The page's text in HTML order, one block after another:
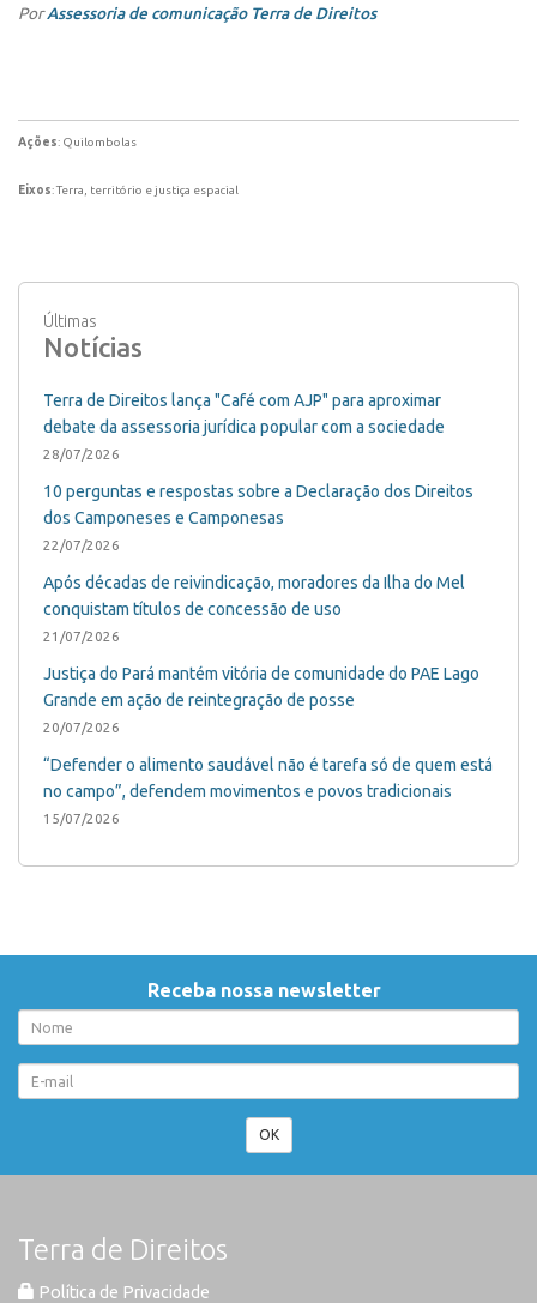
PorAssessoria de comunicação Terra de Direitos
Ações: Quilombolas
Eixos: Terra, território e justiça espacial
Últimas
Notícias
Terra de Direitos lança "Café com AJP" para aproximar
debate da assessoria jurídica popular com a sociedade
28/07/2026
10 perguntas e respostas sobre a Declaração dos Direitos
dos Camponeses e Camponesas
22/07/2026
Após décadas de reivindicação, moradores da Ilha do Mel
conquistam títulos de concessão de uso
21/07/2026
Justiça do Pará mantém vitória de comunidade do PAE Lago
Grande em ação de reintegração de posse
20/07/2026
“Defender o alimento saudável não é tarefa só de quem está
no campo”, defendem movimentos e povos tradicionais
15/07/2026
Receba nossa newsletter
OK
Terra de Direitos
Política de Privacidade